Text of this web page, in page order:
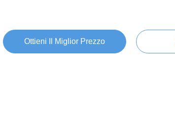
Ottieni Il Miglior Prezzo